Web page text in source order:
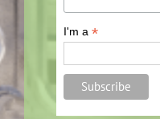
I'm a*